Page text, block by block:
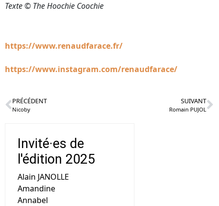
Texte © The Hoochie Coochie
https://www.renaudfarace.fr/
https://www.instagram.com/renaudfarace/
PRÉCÉDENT
Nicoby
SUIVANT
Romain PUJOL
Invité·es de
l'édition 2025
Alain JANOLLE
Amandine
Annabel